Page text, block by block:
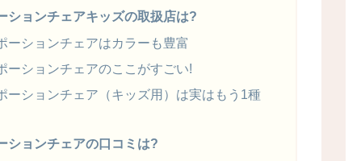
ションチェアキッズの取扱店は?
ーションチェアはカラーも豊富
ーションチェアのここがすごい!
ーションチェア（キッズ用）は実はもう1種
ションチェアの口コミは?